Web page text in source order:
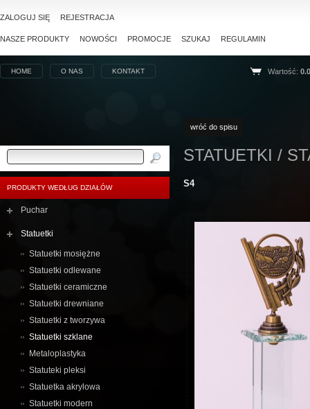
wróć do spisu
STATUETKI /
S4
PRODUKTY WEDŁUG DZIAŁÓW
Puchar
Statuetki
Statuetki mosiężne
Statuetki odlewane
Statuetki ceramiczne
Statuetki drewniane
Statuetki z tworzywa
Statuetki szklane
Metaloplastyka
Statuteki pleksi
Statuetka akrylowa
Statuetki modern
HOME O NAS KONTAKT
NASZE PRODUKTY NOWOŚCI PROMOCJE SZUKAJ REGULAMIN
ZALOGUJ SIĘ REJESTRACJA
Wartość: